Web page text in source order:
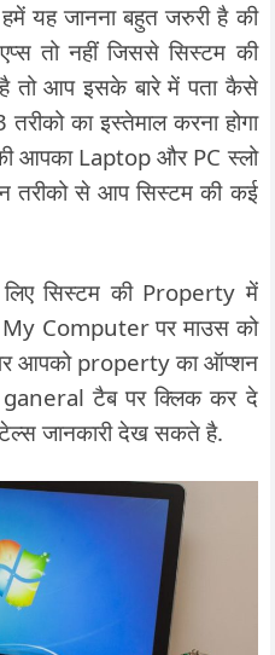
यह जानना बहुत जरुरी है की
तो नहीं जिससे सिस्टम की
तो आप इसके बारे में पता कैसे
का इस्तेमाल करना होगा
आपका Laptop और PC स्लो
तरीको से आप सिस्टम की कई
सिस्टम की Property में
My Computer पर माउस को
आपको property का ऑप्शन
ganeral टैब पर क्लिक कर दे
जानकारी देख सकते है.